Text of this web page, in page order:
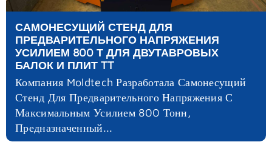
САМОНЕСУЩИЙ СТЕНД ДЛЯ
ПРЕДВАРИТЕЛЬНОГО НАПРЯЖЕНИЯ
УСИЛИЕМ 800 Т ДЛЯ ДВУТАВРОВЫХ
БАЛОК И ПЛИТ TT
Компания Moldtech Разработала Самонесущий
Стенд Для Предварительного Напряжения С
Максимальным Усилием 800 Тонн,
Предназначенный...